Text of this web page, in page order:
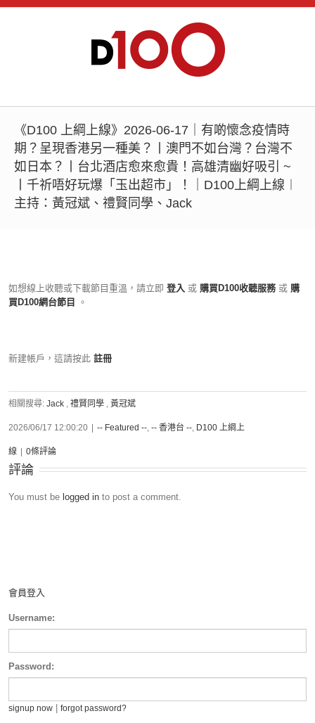
《D100 上綱上線》2026-06-17｜有啲懷念疫情時
期？呈現香港另一種美？丨澳門不如台灣？台灣不
如日本？丨台北酒店愈來愈貴！高雄清幽好吸引 ~
丨千祈唔好玩爆「玉出超市」！｜D100上綱上線︱
主持：黃冠斌、禮賢同學、Jack
如想線上收聽或下載節目重溫，請立即 登入 或 購買D100收聽服務 或 購
買D100網台節目
。
新建帳戶，這請按此 註冊
相關搜尋: Jack , 禮賢同學 , 黃冠斌
2026/06/17 12:00:20 -- Featured --, -- 香港台 --, D100 上綱上
線 0條評論
評論
You must be logged in to post a comment.
會員登入
Username:
Password:
signup now forgot password?